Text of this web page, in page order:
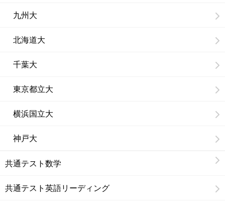
九州大
北海道大
千葉大
東京都立大
横浜国立大
神戸大
共通テスト数学
共通テスト英語リーディング